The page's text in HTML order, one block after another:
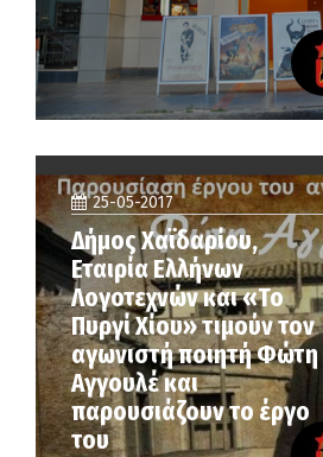
25-05-2017
Δήμος Χαϊδαρίου,
Εταιρία Ελλήνων
Λογοτεχνών και «Το
Πυργί Χίου» τιμούν τον
αγωνιστή ποιητή Φώτη
Αγγουλέ και
παρουσιάζουν το έργο
του